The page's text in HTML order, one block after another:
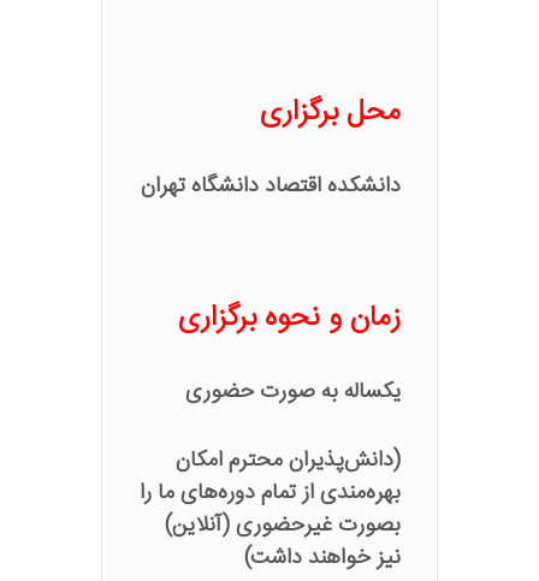
محل برگزاری
دانشکده اقتصاد دانشگاه تهران
زمان و نحوه برگزاری
یکساله به صورت حضوری
(دانش‌پذیران محترم امکان
بهره‌مندی از تمام دوره‌های ما را
بصورت غیرحضوری (آنلاین)
نیز خواهند داشت)